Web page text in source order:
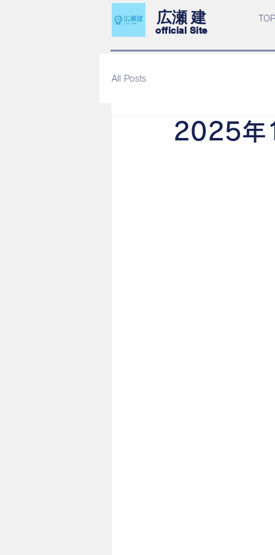
​広瀬 建
​official Site
TOP
All Posts
2025年